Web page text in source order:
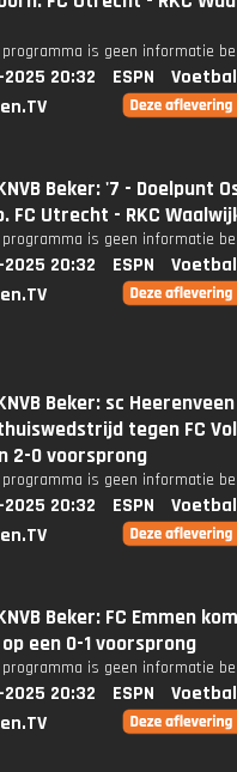
is geen informatie
20:32 ESPN
Beker: '7 - Doelpunt
FC Utrecht - RKC
is geen informatie
20:32 ESPN
Beker: sc
tegen FC
2-0 voorsprong
is geen informatie
20:32 ESPN
Beker: FC Emmen
een 0-1 voorsprong
is geen informatie
20:32 ESPN